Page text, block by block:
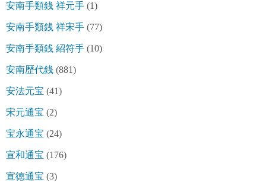
安南手類銭 祥元手 (1)
安南手類銭 祥宋手 (77)
安南手類銭 紹符手 (10)
安南歴代銭 (881)
安法元宝 (41)
宋元通宝 (2)
宝永通宝 (24)
宣和通宝 (176)
宣徳通宝 (3)